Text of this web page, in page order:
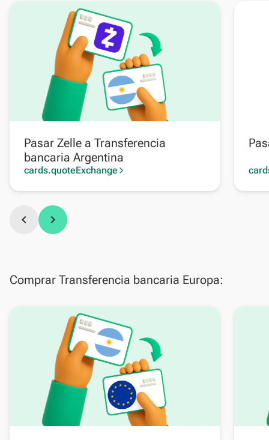
Pasar Zelle a Transferencia
bancaria Argentina
cards.quoteExchange arrow_forward_ios
chevron_left chevron_right
Comprar Transferencia bancaria Europa: